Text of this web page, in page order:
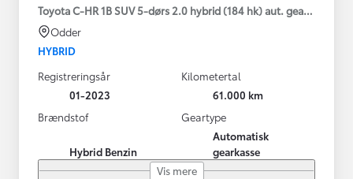
Toyota C-HR 1B SUV 5-dørs 2.0 hybrid (184 hk) aut. gear C-HIC
Odder
HYBRID
Registreringsår
01-2023
Kilometertal
61.000 km
Brændstof
Hybrid Benzin
Geartype
Automatisk
gearkasse
Vis mere